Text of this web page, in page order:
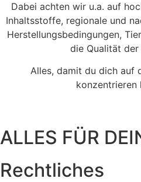
Dabei achten wir u.a. auf
Inhaltsstoffe, regionale und
Herstellungsbedingungen,
die Qualität der
Alles, damit du dich auf
ALLES FÜR
Rechtliches